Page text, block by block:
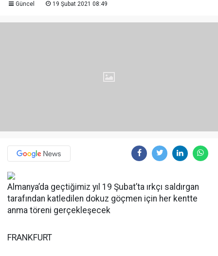
Güncel 19 Şubat 2021 08:49
Almanya’da geçtiğimiz yıl 19 Şubat’ta ırkçı saldırgan
tarafından katledilen dokuz göçmen için her kentte
anma töreni gerçekleşecek
FRANKFURT